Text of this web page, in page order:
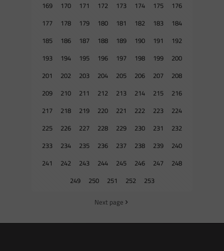
169
170 171 172 173 174 175
176
177
178 179 180 181 182 183
184
185
186 187 188 189 190 191
192
193
194 195 196 197 198 199
200
201
202 203 204 205 206 207
208
209
210 211 212 213 214 215
216
217
218 219 220 221 222 223
224
225
226 227 228 229 230 231
232
233
234 235 236 237 238 239
240
241
242 243 244 245 246 247
248
249
250 251 252 253
Next page